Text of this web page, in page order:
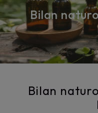
Bilan
Bilan